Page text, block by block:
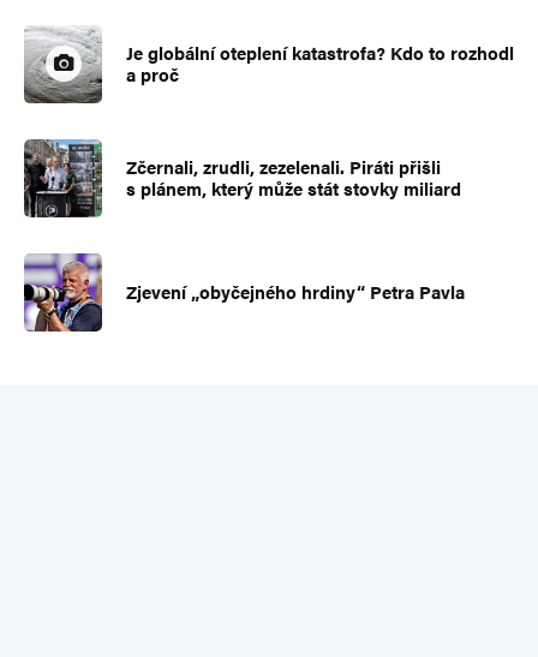
Je globální oteplení katastrofa? Kdo to rozhodl
a proč
Zčernali, zrudli, zezelenali. Piráti přišli
s plánem, který může stát stovky miliard
Zjevení „obyčejného hrdiny“ Petra Pavla